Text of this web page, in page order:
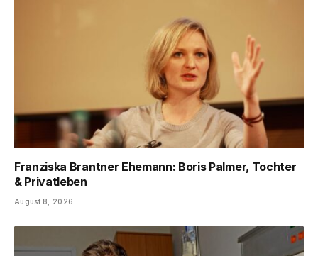
Franziska Brantner Ehemann: Boris Palmer, Tochter
& Privatleben
August 8, 2026